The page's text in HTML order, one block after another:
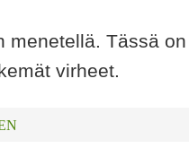
menetellä. Tässä
virheet.